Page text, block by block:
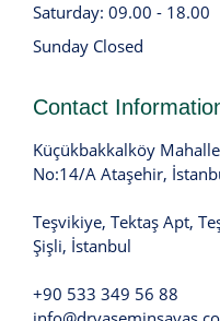
Saturday: 09.00 - 18.00
Sunday Closed
Contact
Küçükbakkalköy
No:14/A Ataşehir,
Teşvikiye, Tektaş Apt,
Şişli, İstanbul
+90 533 349 56 88